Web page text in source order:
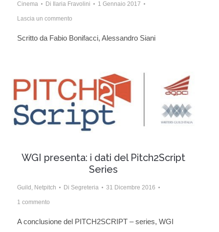
Cinema Di Ilaria Fravolini 1 Gennaio 2017
Lascia un commento
Scritto da Fabio Bonifacci, Alessandro Siani
WGI presenta: i dati del Pitch2Script
Series
Guild, Netpitch Di Segreteria 31 Dicembre 2016
1 commento
A conclusione del PITCH2SCRIPT – series, WGI